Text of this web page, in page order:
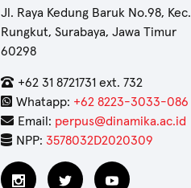
Jl. Raya Kedung Baruk No.98, Kec.
Rungkut, Surabaya, Jawa Timur
60298
+62 31 8721731 ext. 732
Whatapp: +62 8223-3033-086
Email: perpus@dinamika.ac.id
NPP: 3578032D2020309